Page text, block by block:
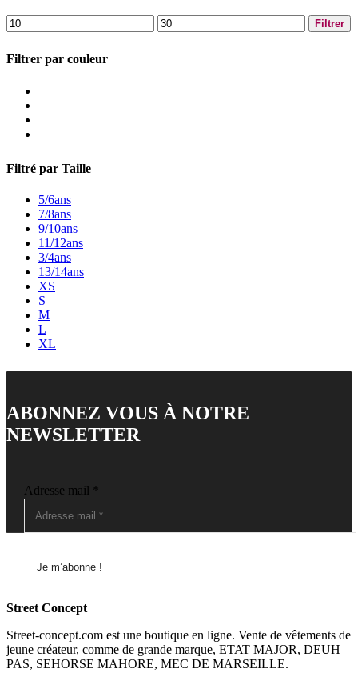
Prix
min
Prix
max
Filtrer
Filtrer par couleur
Filtré par Taille
5/6ans
7/8ans
9/10ans
11/12ans
3/4ans
13/14ans
XS
S
M
L
XL
ABONNEZ VOUS À NOTRE
NEWSLETTER
Adresse mail *
Street Concept
Street-concept.com est une boutique en ligne. Vente de vêtements de
jeune créateur, comme de grande marque, ETAT MAJOR, DEUH
PAS, SEHORSE MAHORE, MEC DE MARSEILLE.